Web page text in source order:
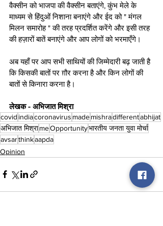
वैक्सीन को भाजपा की वैक्सीन बताएंगे, कुंभ मेले के
माध्यम से हिंदुओं निशाना बनाएंगे और ईद को " मंगल
मिलन समारोह " की तरह प्रदर्शित करेंगे और इसी तरह
की हज़ारों बातें बनाएंगे और आप लोगों को भरमाएँगे।
अब यहाँ पर आप सभी साथियों की जिम्मेदारी बढ़ जाती है
कि किसकी बातों पर ग़ौर करना है और किन लोगों की
बातों से किनारा करना है।
लेखक - अभिजात मिश्रा
covid indiacoronavirus mademishradifferentabhijat
अभिजात मिश्राmeOpportunityभारतीय जनता युवा मोर्चा
avsarthinkaapda
Opinion